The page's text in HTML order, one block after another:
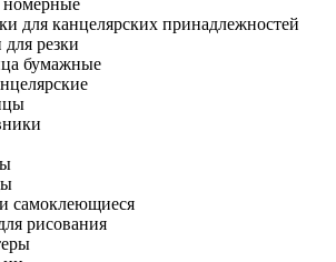
для канцелярских принадлежностей
резки
бумажные
самоклеющиеся
рисования